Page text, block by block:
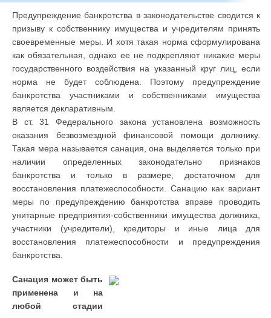
Предупреждение банкротства в законодательстве сводится к
призыву к собственнику имущества и учредителям принять
своевременные меры. И хотя такая норма сформулирована
как обязательная, однако ее не подкрепляют никакие меры
государственного воздействия на указанный круг лиц, если
норма не будет соблюдена. Поэтому предупреждение
банкротства участниками и собственниками имущества
является декларативным.
В ст. 31 Федерального закона установлена возможность
оказания безвозмездной финансовой помощи должнику.
Такая мера называется санация, она выделяется только при
наличии определенных законодательно признаков
банкротства и только в размере, достаточном для
восстановления платежеспособности. Санацию как вариант
меры по предупреждению банкротства вправе проводить
унитарные предприятия-собственники имущества должника,
участники (учредители), кредиторы и иные лица для
восстановления платежеспособности и предупреждения
банкротства.
Санация может быть
применена и на
любой стадии